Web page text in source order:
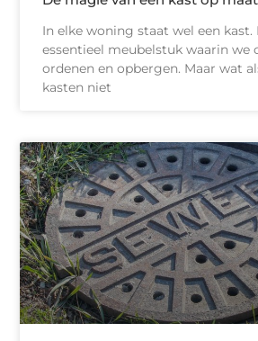
In elke woning staat wel een kast.
essentieel meubelstuk waarin we
ordenen en opbergen. Maar wat
kasten niet